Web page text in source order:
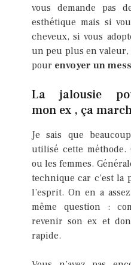
vous demande pas
esthétique mais si
cheveux, si vous
un peu plus en valeur,
pour envoyer un
La jalousie
mon ex , ça
Je sais que
utilisé cette méthode.
ou les femmes.
technique car c’est la
l’esprit. On en a
même question :
revenir son ex et
rapide.